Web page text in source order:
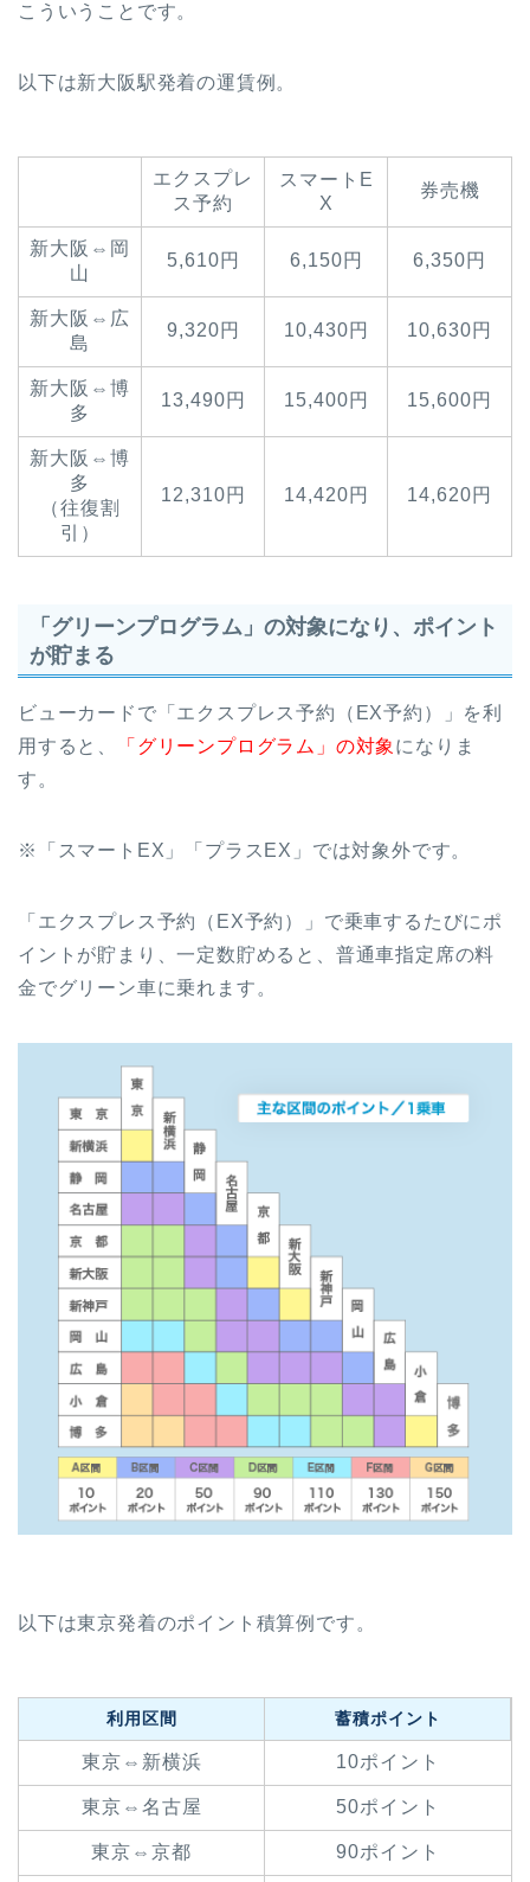
こういうことです。
以下は新大阪駅発着の運賃例。
エクスプレ
ス予約
スマートE
X
券売機
新大阪⇔岡
山
5,610円 6,150円 6,350円
新大阪⇔広
島
9,320円 10,430円 10,630円
新大阪⇔博
多
13,490円 15,400円 15,600円
新大阪⇔博
多
（往復割
引）
12,310円 14,420円 14,620円
「グリーンプログラム」の対象になり、ポイント
が貯まる
ビューカードで「エクスプレス予約（EX予約）」を利
用すると、
「グリーンプログラム」の対象 になりま
す。
※「スマートEX」「プラスEX」では対象外です。
「エクスプレス予約（EX予約）」で乗車するたびにポ
イントが貯まり、一定数貯めると、普通車指定席の料
金でグリーン車に乗れます。
以下は東京発着のポイント積算例です。
利用区間 蓄積ポイント
東京⇔新横浜 10ポイント
東京⇔名古屋 50ポイント
東京⇔京都 90ポイント